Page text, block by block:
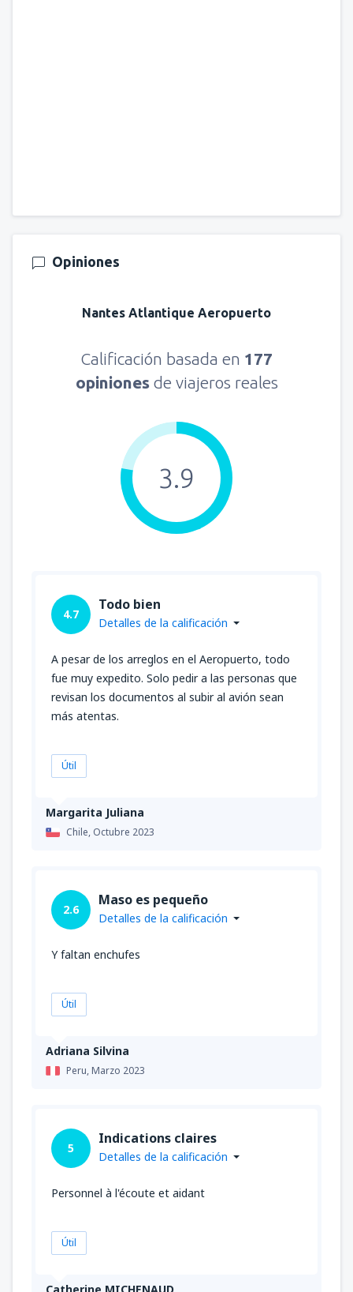
Opiniones
Nantes Atlantique Aeropuerto
Calificación basada en 177
opiniones de viajeros reales
3.9
Margarita Juliana
Chile, Octubre 2023
4.7
Todo bien
Detalles de la calificación
A pesar de los arreglos en el Aeropuerto, todo
fue muy expedito. Solo pedir a las personas que
revisan los documentos al subir al avión sean
más atentas.
Útil
Adriana Silvina
Peru,Marzo 2023
2.6
Maso es pequeño
Detalles de la calificación
Y faltan enchufes
Útil
Catherine MICHENAUD
5
Indications claires
Detalles de la calificación
Personnel à l'écoute et aidant
Útil